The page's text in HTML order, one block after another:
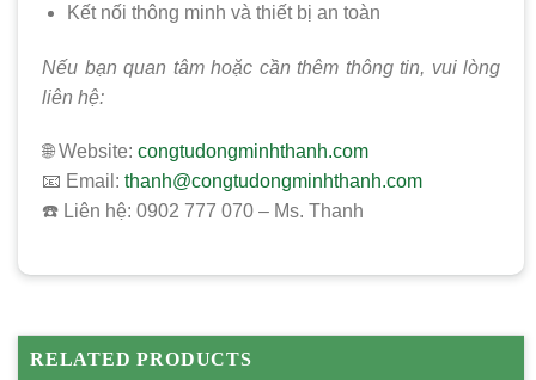
Kết nối thông minh và thiết bị an toàn
Nếu bạn quan tâm hoặc cần thêm thông tin, vui lòng
liên hệ:
🌐 Website: congtudongminhthanh.com
📧 Email: thanh@congtudongminhthanh.com
☎️ Liên hệ: 0902 777 070 – Ms. Thanh
RELATED PRODUCTS